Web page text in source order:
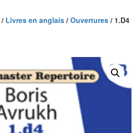
/ Livres en anglais / Ouvertures / 1.D4